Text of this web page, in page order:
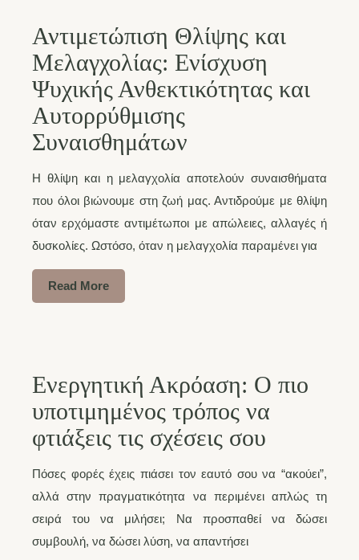
Αντιμετώπιση Θλίψης και
Μελαγχολίας: Ενίσχυση
Ψυχικής Ανθεκτικότητας και
Αυτορρύθμισης
Συναισθημάτων
Η θλίψη και η μελαγχολία αποτελούν συναισθήματα
που όλοι βιώνουμε στη ζωή μας. Αντιδρούμε με θλίψη
όταν ερχόμαστε αντιμέτωποι με απώλειες, αλλαγές ή
δυσκολίες. Ωστόσο, όταν η μελαγχολία παραμένει για
Read More
Ενεργητική Ακρόαση: Ο πιο
υποτιμημένος τρόπος να
φτιάξεις τις σχέσεις σου
Πόσες φορές έχεις πιάσει τον εαυτό σου να “ακούει”,
αλλά στην πραγματικότητα να περιμένει απλώς τη
σειρά του να μιλήσει; Να προσπαθεί να δώσει
συμβουλή, να δώσει λύση, να απαντήσει